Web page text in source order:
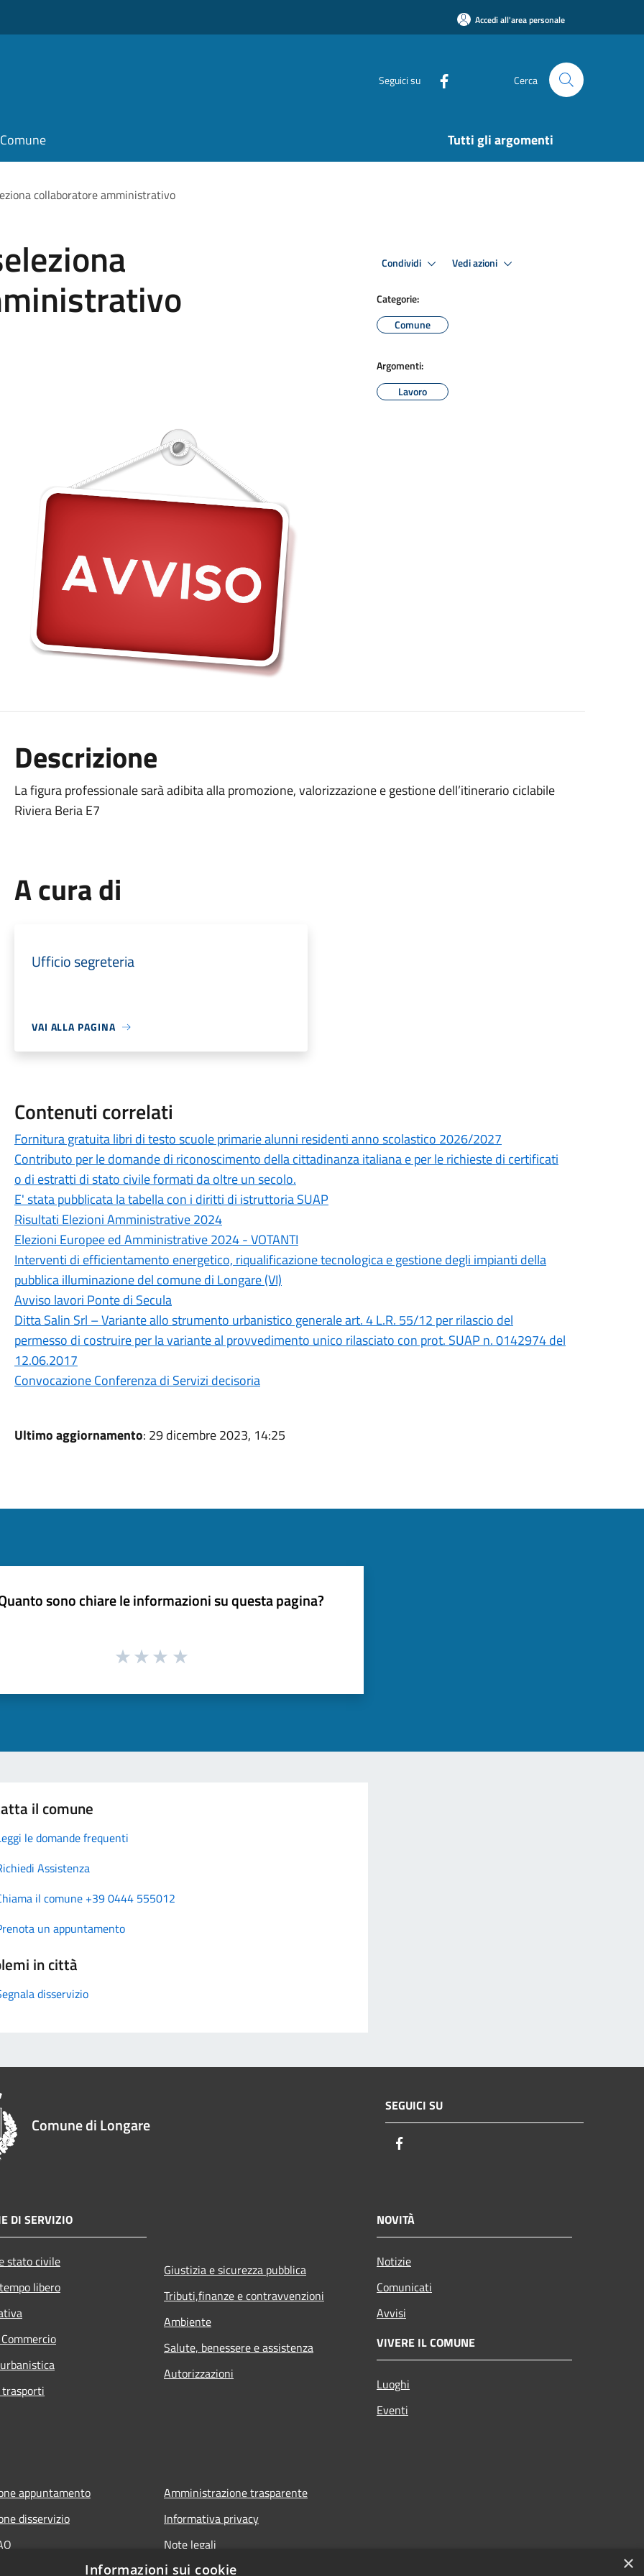
Accedi all'area personale
Seguici su Cerca
Tutti gli argomenti
collaboratore amministrativo
Condividi Vedi azioni
Categorie:
Comune
Argomenti:
Lavoro
Descrizione
La figura professionale sarà adibita alla promozione, valorizzazione e gestione dell’itinerario ciclabile
Riviera Beria E7
A cura di
Ufficio segreteria
VAI ALLA PAGINA
Contenuti correlati
Fornitura gratuita libri di testo scuole primarie alunni residenti anno scolastico 2026/2027
Contributo per le domande di riconoscimento della cittadinanza italiana e per le richieste di certificati
o di estratti di stato civile formati da oltre un secolo.
E' stata pubblicata la tabella con i diritti di istruttoria SUAP
Risultati Elezioni Amministrative 2024
Elezioni Europee ed Amministrative 2024 - VOTANTI
Interventi di efficientamento energetico, riqualificazione tecnologica e gestione degli impianti della
pubblica illuminazione del comune di Longare (VI)
Avviso lavori Ponte di Secula
Ditta Salin Srl – Variante allo strumento urbanistico generale art. 4 L.R. 55/12 per rilascio del
permesso di costruire per la variante al provvedimento unico rilasciato con prot. SUAP n. 0142974 del
12.06.2017
Convocazione Conferenza di Servizi decisoria
Ultimo aggiornamento: 29 dicembre 2023, 14:25
sono chiare le informazioni su questa pagina?
il comune
le domande frequenti
Assistenza
il comune +39 0444 555012
un appuntamento
in città
disservizio
Comune di Longare
SEGUICI SU
DI SERVIZIO
stato civile
libero
Giustizia e sicurezza pubblica
Tributi,finanze e contravvenzioni
Ambiente
Salute, benessere e assistenza
Autorizzazioni
NOVITÀ
Notizie
Comunicati
Avvisi
VIVERE IL COMUNE
Luoghi
Eventi
appuntamento
disservizio
Amministrazione trasparente
Informativa privacy
Note legali
Dichiarazione di accessibilità
×
Informazioni sui cookie